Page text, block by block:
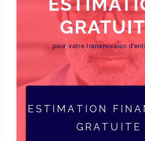
pour votre transmission
ESTIMATION
GRATUITE